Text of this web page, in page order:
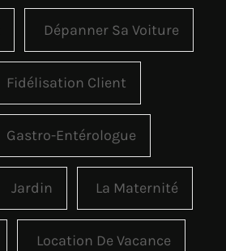
Dépanner Sa Voiture
Fidélisation Client
Gastro-Entérologue
Jardin La Maternité
Location De Vacance